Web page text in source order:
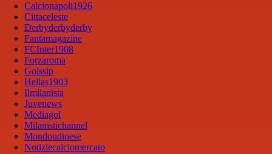
Calcionapoli1926
Cittaceleste
Derbyderbyderby
Fantamagazine
FCInter1908
Forzaroma
Golssip
Hellas1903
Ilmilanista
Juvenews
Mediagol
Milanistichannel
Mondoudinese
Notiziecalciomercato